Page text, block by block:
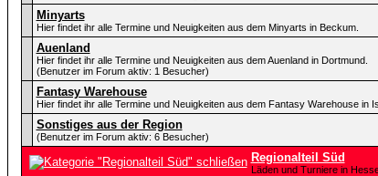
Minyarts
Hier findet ihr alle Termine und Neuigkeiten aus dem Minyarts in Beckum.
Auenland
Hier findet ihr alle Termine und Neuigkeiten aus dem Auenland in Dortmund.
(Benutzer im Forum aktiv: 1 Besucher)
Fantasy Warehouse
Hier findet ihr alle Termine und Neuigkeiten aus dem Fantasy Warehouse in
Sonstiges aus der Region
(Benutzer im Forum aktiv: 6 Besucher)
Regionalteil Süd
Läden und Turniere in